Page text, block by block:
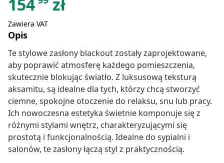
154 zł
Zawiera VAT
Opis
Te stylowe zasłony blackout zostały zaprojektowane,
aby poprawić atmosferę każdego pomieszczenia,
skutecznie blokując światło. Z luksusową teksturą
aksamitu, są idealne dla tych, którzy chcą stworzyć
ciemne, spokojne otoczenie do relaksu, snu lub pracy.
Ich nowoczesna estetyka świetnie komponuje się z
różnymi stylami wnętrz, charakteryzującymi się
prostotą i funkcjonalnością. Idealne do sypialni i
salonów, te zasłony łączą styl z praktycznością.